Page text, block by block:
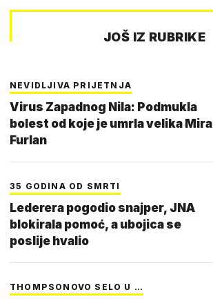
JOŠ IZ RUBRIKE
NEVIDLJIVA PRIJETNJA
Virus Zapadnog Nila: Podmukla
bolest od koje je umrla velika Mira
Furlan
35 GODINA OD SMRTI
Lederera pogodio snajper, JNA
blokirala pomoć, a ubojica se
poslije hvalio
THOMPSONOVO SELO U …